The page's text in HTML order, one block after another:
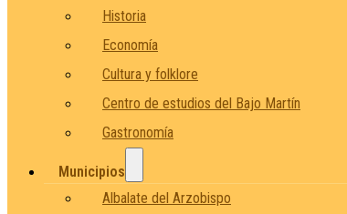
Historia
Economía
Cultura y folklore
Centro de estudios del Bajo Martín
Gastronomía
Municipios
Albalate del Arzobispo